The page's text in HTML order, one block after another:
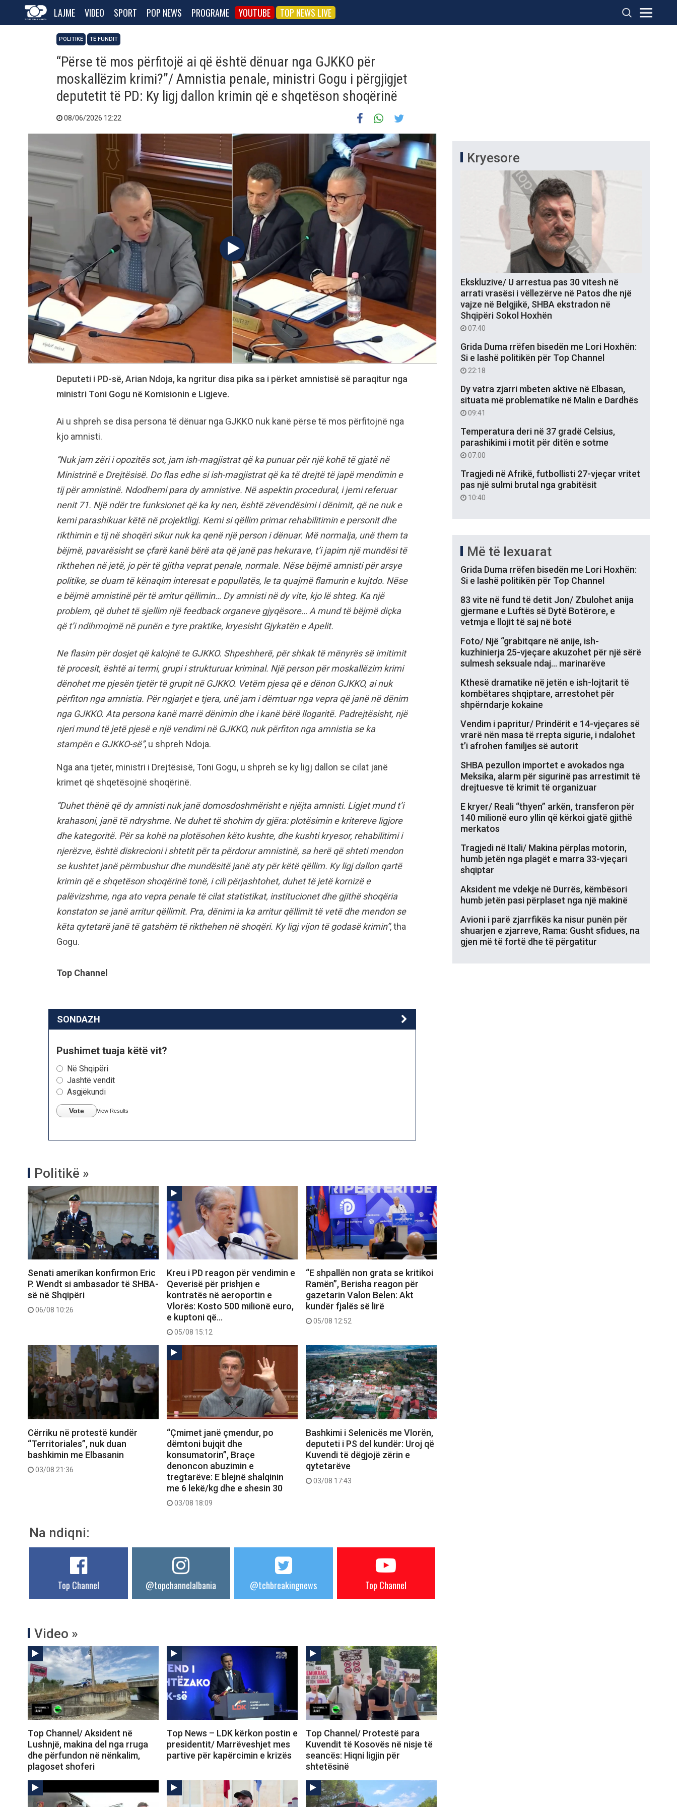
LAJME VIDEO SPORT POP NEWS PROGRAME YOUTUBE TOP NEWS LIVE
POLITIKË TË FUNDIT
“Përse të mos përfitojë ai që është dënuar nga GJKKO për
moskallëzim krimi?”/ Amnistia penale, ministri Gogu i përgjigjet
deputetit të PD: Ky ligj dallon krimin që e shqetëson shoqërinë
08/06/2026 12:22
Deputeti i PD-së, Arian Ndoja, ka ngritur disa pika sa i përket amnistisë së paraqitur nga
ministri Toni Gogu në Komisionin e Ligjeve.
Ai u shpreh se disa persona të dënuar nga GJKKO nuk kanë përse të mos përfitojnë nga
kjo amnisti.
“Nuk jam zëri i opozitës sot, jam ish-magjistrat që ka punuar për një kohë të gjatë në
Ministrinë e Drejtësisë. Do flas edhe si ish-magjistrat që ka të drejtë të japë mendimin e
tij për amnistinë. Ndodhemi para dy amnistive. Në aspektin procedural, i jemi referuar
nenit 71. Një ndër tre funksionet që ka ky nen, është zëvendësimi i dënimit, që ne nuk e
kemi parashikuar këtë në projektligj. Kemi si qëllim primar rehabilitimin e personit dhe
rikthimin e tij në shoqëri sikur nuk ka qenë një person i dënuar. Më normalja, unë them ta
bëjmë, pavarësisht se çfarë kanë bërë ata që janë pas hekurave, t’i japim një mundësi të
rikthehen në jetë, jo për të gjitha veprat penale, normale. Nëse bëjmë amnisti për arsye
politike, se duam të kënaqim interesat e popullatës, le ta quajmë flamurin e kujtdo. Nëse
e bëjmë amnistinë për të arritur qëllimin… Dy amnisti në dy vite, kjo lë shteg. Ka një
problem, që duhet të sjellim një feedback organeve gjyqësore… A mund të bëjmë diçka
që t’i ndihmojmë në punën e tyre praktike, kryesisht Gjykatën e Apelit.
Ne flasim për dosjet që kalojnë te GJKKO. Shpeshherë, për shkak të mënyrës së imitimit
të procesit, është ai termi, grupi i strukturuar kriminal. Një person për moskallëzim krimi
dënohet me pjesën tjetër të grupit në GJKKO. Vetëm pjesa që e dënon GJKKO, ai nuk
përfiton nga amnistia. Për ngjarjet e tjera, unë jam i dëmtuar nga vepra që janë në dënim
nga GJKKO. Ata persona kanë marrë dënimin dhe i kanë bërë llogaritë. Padrejtësisht, një
njeri mund të jetë pjesë e një vendimi në GJKKO, nuk përfiton nga amnistia se ka
stampën e GJKKO-së”, u shpreh Ndoja.
Nga ana tjetër, ministri i Drejtësisë, Toni Gogu, u shpreh se ky ligj dallon se cilat janë
krimet që shqetësojnë shoqërinë.
“Duhet thënë që dy amnisti nuk janë domosdoshmërisht e njëjta amnisti. Ligjet mund t’i
krahasoni, janë të ndryshme. Ne duhet të shohim dy gjëra: plotësimin e kritereve ligjore
dhe kategoritë. Për sa kohë na plotësohen këto kushte, dhe kushti kryesor, rehabilitimi i
njerëzve, është diskrecioni i shtetit për ta përdorur amnistinë, sa herë që shteti mendon
se kushtet janë përmbushur dhe mundësitë janë aty për këtë qëllim. Ky ligj dallon qartë
krimin që e shqetëson shoqërinë tonë, i cili përjashtohet, duhet të jetë kornizë e
palëvizshme, nga ato vepra penale të cilat statistikat, institucionet dhe gjithë shoqëria
konstaton se janë arritur qëllimit. Pra, dënimi ia ka arritur qëllimit të vetë dhe mendon se
këta qytetarë janë të gatshëm të rikthehen në shoqëri. Ky ligj vijon të godasë krimin”, tha
Gogu.
Top Channel
SONDAZH
Pushimet tuaja këtë vit?
Në Shqipëri
Jashtë vendit
Asgjëkundi
Vote View Results
Politikë »
Senati amerikan konfirmon Eric
P. Wendt si ambasador të SHBA-
së në Shqipëri
06/08 10:26
Kreu i PD reagon për vendimin e
Qeverisë për prishjen e
kontratës në aeroportin e
Vlorës: Kosto 500 milionë euro,
e kuptoni që…
05/08 15:12
“E shpallën non grata se kritikoi
Ramën”, Berisha reagon për
gazetarin Valon Belen: Akt
kundër fjalës së lirë
05/08 12:52
Cërriku në protestë kundër
“Territoriales”, nuk duan
bashkimin me Elbasanin
03/08 21:36
“Çmimet janë çmendur, po
dëmtoni bujqit dhe
konsumatorin”, Braçe
denoncon abuzimin e
tregtarëve: E blejnë shalqinin
me 6 lekë/kg dhe e shesin 30
03/08 18:09
Bashkimi i Selenicës me Vlorën,
deputeti i PS del kundër: Uroj që
Kuvendi të dëgjojë zërin e
qytetarëve
03/08 17:43
Na ndiqni:
Top Channel @topchannelalbania @tchbreakingnews Top Channel
Video »
Top Channel/ Aksident në
Lushnjë, makina del nga rruga
dhe përfundon në nënkalim,
plagoset shoferi
Top News – LDK kërkon postin e
presidentit/ Marrëveshjet mes
partive për kapërcimin e krizës
Top Channel/ Protestë para
Kuvendit të Kosovës në nisje të
seancës: Hiqni ligjin për
shtetësinë
Kryesore
Ekskluzive/ U arrestua pas 30 vitesh në
arrati vrasësi i vëllezërve në Patos dhe një
vajze në Belgjikë, SHBA ekstradon në
Shqipëri Sokol Hoxhën
07:40
Grida Duma rrëfen bisedën me Lori Hoxhën:
Si e lashë politikën për Top Channel
22:18
Dy vatra zjarri mbeten aktive në Elbasan,
situata më problematike në Malin e Dardhës
09:41
Temperatura deri në 37 gradë Celsius,
parashikimi i motit për ditën e sotme
07:00
Tragjedi në Afrikë, futbollisti 27-vjeçar vritet
pas një sulmi brutal nga grabitësit
10:40
Më të lexuarat
Grida Duma rrëfen bisedën me Lori Hoxhën:
Si e lashë politikën për Top Channel
83 vite në fund të detit Jon/ Zbulohet anija
gjermane e Luftës së Dytë Botërore, e
vetmja e llojit të saj në botë
Foto/ Një “grabitqare në anije, ish-
kuzhinierja 25-vjeçare akuzohet për një sërë
sulmesh seksuale ndaj… marinarëve
Kthesë dramatike në jetën e ish-lojtarit të
kombëtares shqiptare, arrestohet për
shpërndarje kokaine
Vendim i papritur/ Prindërit e 14-vjeçares së
vrarë nën masa të rrepta sigurie, i ndalohet
t’i afrohen familjes së autorit
SHBA pezullon importet e avokados nga
Meksika, alarm për sigurinë pas arrestimit të
drejtuesve të krimit të organizuar
E kryer/ Reali “thyen” arkën, transferon për
140 milionë euro yllin që kërkoi gjatë gjithë
merkatos
Tragjedi në Itali/ Makina përplas motorin,
humb jetën nga plagët e marra 33-vjeçari
shqiptar
Aksident me vdekje në Durrës, këmbësori
humb jetën pasi përplaset nga një makinë
Avioni i parë zjarrfikës ka nisur punën për
shuarjen e zjarreve, Rama: Gusht sfidues, na
gjen më të fortë dhe të përgatitur